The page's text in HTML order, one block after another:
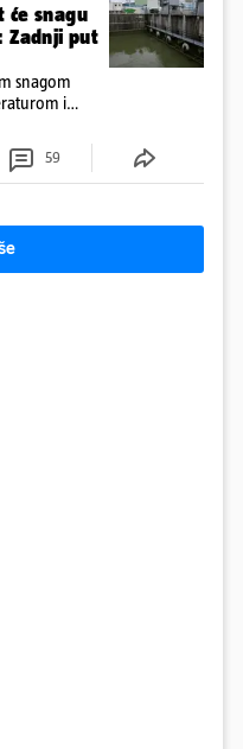
će snagu
Zadnji put
snagom
i
90 dana.
59